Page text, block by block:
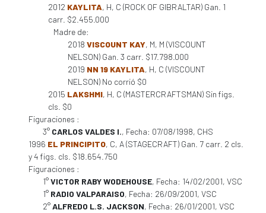
2012 KAYLITA, H, C (ROCK OF GIBRALTAR) Gan. 1
carr. $2.455.000
Madre de:
2018 VISCOUNT KAY, M, M (VISCOUNT
NELSON) Gan. 3 carr. $17.798.000
2019 NN 19 KAYLITA, H, C (VISCOUNT
NELSON) No corrió $0
2015 LAKSHMI, H, C (MASTERCRAFTSMAN) Sin figs.
cls. $0
Figuraciones :
3° CARLOS VALDES I., Fecha: 07/08/1998, CHS
1996 EL PRINCIPITO, C, A (STAGECRAFT) Gan. 7 carr. 2 cls.
y 4 figs. cls. $18.654.750
Figuraciones :
1°VICTOR RABY WODEHOUSE, Fecha: 14/02/2001, VSC
1° RADIO VALPARAISO, Fecha: 26/09/2001, VSC
2°ALFREDO L.S. JACKSON, Fecha: 26/01/2001, VSC